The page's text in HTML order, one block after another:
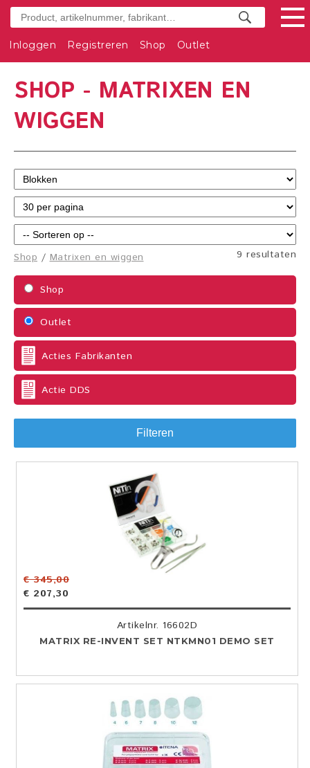
Inloggen Registreren Shop Outlet
SHOP - MATRIXEN EN
WIGGEN
9 resultaten
Shop /Matrixen en wiggen
Shop
Outlet
Acties Fabrikanten
Actie DDS
Filteren
€ 345,00
€ 207,30
Artikelnr. 16602D
MATRIX RE-INVENT SET NTKMN01 DEMO SET